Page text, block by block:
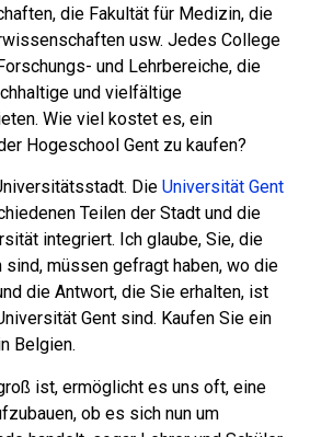
die Fakultät für Medizin, die
usw. Jedes College
und Lehrbereiche, die
und vielfältige
Wie viel kostet es, ein
Hogeschool Gent zu kaufen?
Die Universität Gent
Teilen der Stadt und die
integriert. Ich glaube, Sie, die
sind, müssen gefragt haben, wo die
die Antwort, die Sie erhalten, ist
Gent sind. Kaufen Sie ein
Belgien.
ist, ermöglicht es uns oft, eine
ob es sich nun um